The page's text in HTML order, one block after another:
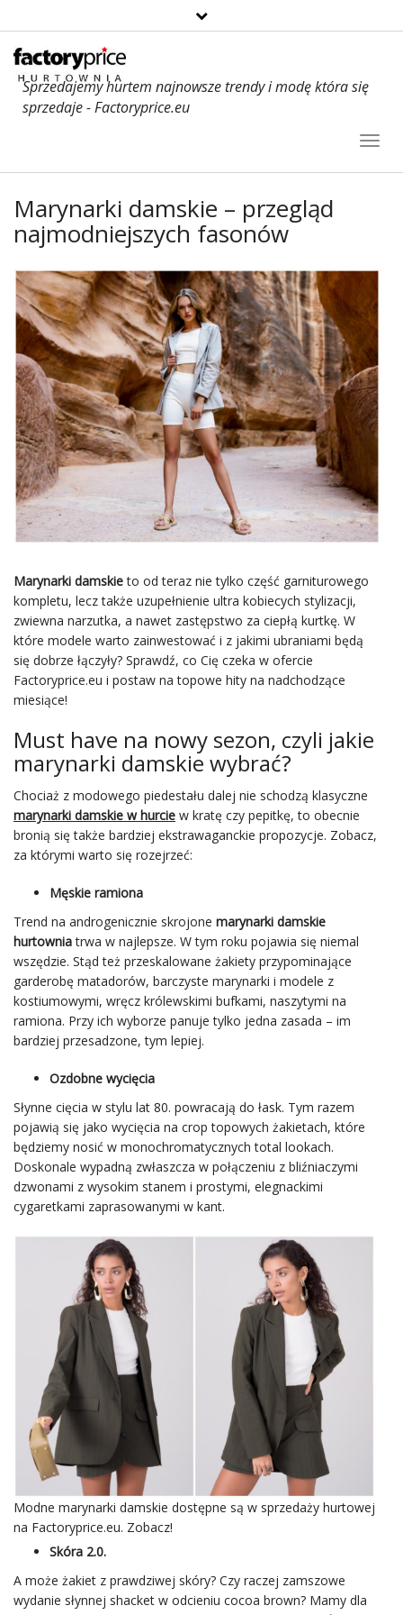
Sprzedajemy hurtem najnowsze trendy i modę która się
sprzedaje - Factoryprice.eu
Marynarki damskie – przegląd
najmodniejszych fasonów
Marynarki damskieto od teraz nie tylko część garniturowego
kompletu, lecz także uzupełnienie ultra kobiecych stylizacji,
zwiewna narzutka, a nawet zastępstwo za ciepłą kurtkę. W
które modele warto zainwestować i z jakimi ubraniami będą
się dobrze łączyły? Sprawdź, co Cię czeka w ofercie
Factoryprice.eu i postaw na topowe hity na nadchodzące
miesiące!
Must have na nowy sezon, czyli jakie
marynarki damskie wybrać?
Chociaż z modowego piedestału dalej nie schodzą klasyczne
marynarki damskie w hurcie w kratę czy pepitkę, to obecnie
bronią się także bardziej ekstrawaganckie propozycje. Zobacz,
za którymi warto się rozejrzeć:
Męskie ramiona
Trend na androgenicznie skrojone marynarki damskie
hurtowniatrwa w najlepsze. W tym roku pojawia się niemal
wszędzie. Stąd też przeskalowane żakiety przypominające
garderobę matadorów, barczyste marynarki i modele z
kostiumowymi, wręcz królewskimi bufkami, naszytymi na
ramiona. Przy ich wyborze panuje tylko jedna zasada – im
bardziej przesadzone, tym lepiej.
Ozdobne wycięcia
Słynne cięcia w stylu lat 80. powracają do łask. Tym razem
pojawią się jako wycięcia na crop topowych żakietach, które
będziemy nosić w monochromatycznych total lookach.
Doskonale wypadną zwłaszcza w połączeniu z bliźniaczymi
dzwonami z wysokim stanem i prostymi, elegnackimi
cygaretkami zaprasowanymi w kant.
Modne marynarki damskie dostępne są w sprzedaży hurtowej
na Factoryprice.eu. Zobacz!
Skóra 2.0.
A może żakiet z prawdziwej skóry? Czy raczej zamszowe
wydanie słynnej shacket w odcieniu cocoa brown? Mamy dla